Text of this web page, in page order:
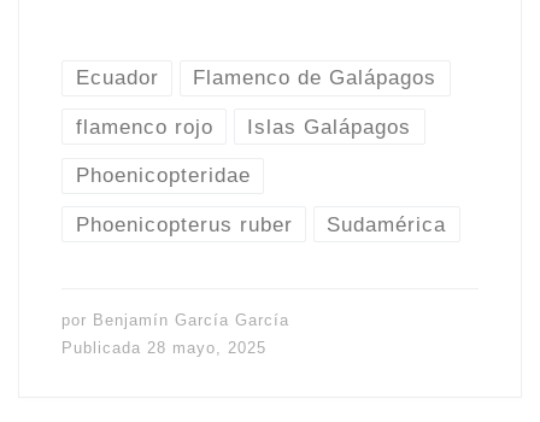
Ecuador Flamenco de Galápagos
flamenco rojo Islas Galápagos
Phoenicopteridae
Phoenicopterus ruber Sudamérica
por Benjamín García García
Publicada 28 mayo, 2025